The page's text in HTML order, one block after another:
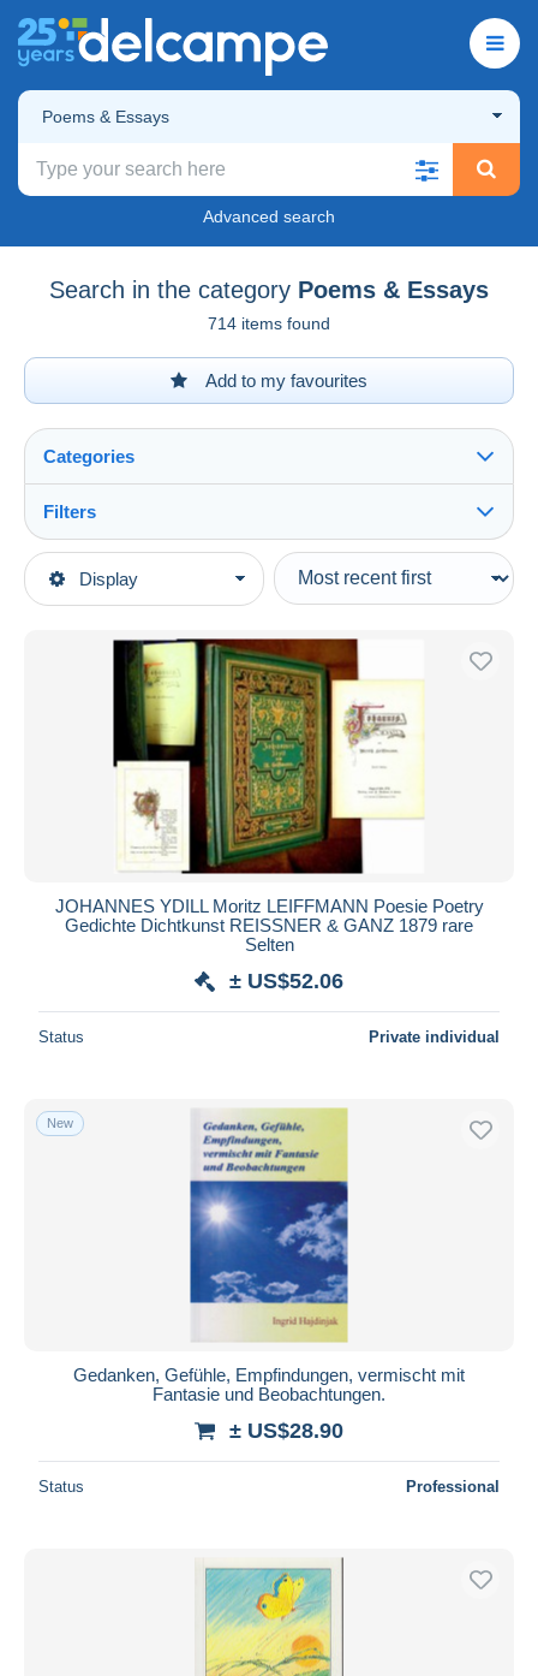
Poems & Essays
Advanced search
Search in the category Poems & Essays
714 items found
Add to my favourites
Display
Categories
Main categories
German
General Literature
Poems & Essays
Filters
Type of sale
Ongoing
Fixed prices
Auction sales with bids
Auctions without bids
Auction houses
All durations
Closing in
From
Bank transfer
MasterCard
Maestro
Seller's residence
Entire world
Submit
JOHANNES YDILL Moritz LEIFFMANN Poesie Poetry
Gedichte Dichtkunst REISSNER & GANZ 1879 rare
Selten
± US$52.06
Status Private individual
New
Gedanken, Gefühle, Empfindungen, vermischt mit
Fantasie und Beobachtungen.
± US$28.90
Status Professional